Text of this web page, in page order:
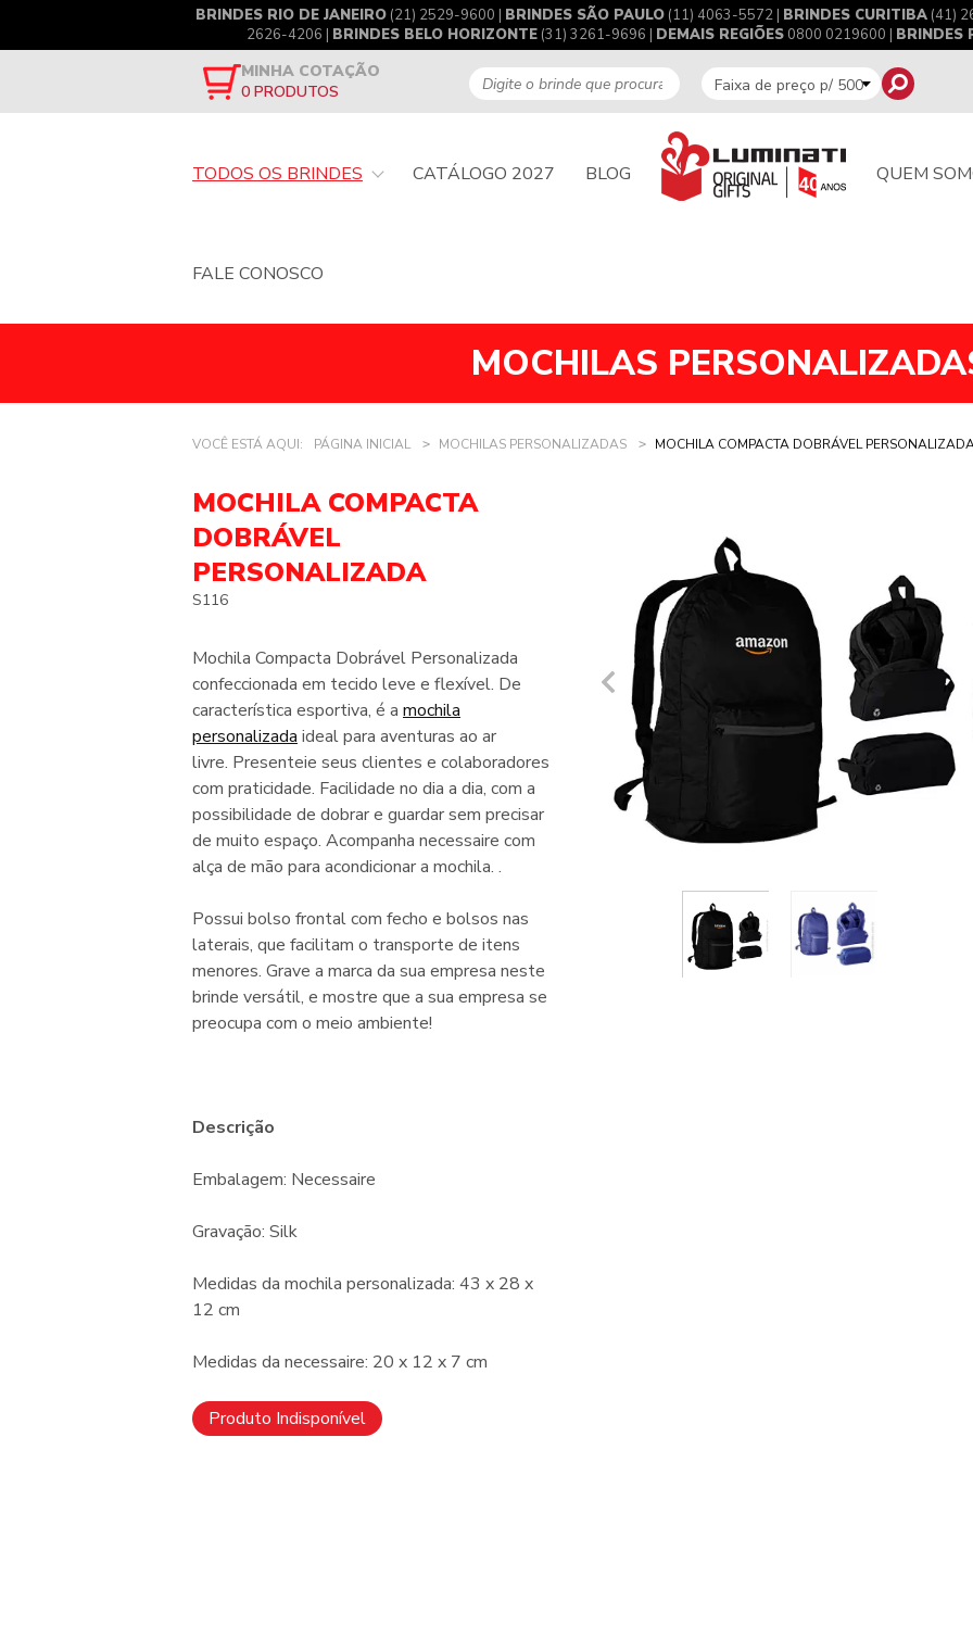
BRINDES RIO DE JANEIRO(21) 2529-9600 | BRINDES SÃO PAULO(11) 4063-5572 | BRINDES CURITIBA(41)
2626-4206 | BRINDES BELO HORIZONTE (31) 3261-9696 | DEMAIS REGIÕES 0800 0219600 | BRINDES
MINHA COTAÇÃO
0 PRODUTOS
TODOS OS BRINDES CATÁLOGO 2027 BLOG QUEM
FALE CONOSCO
MOCHILAS
VOCÊ ESTÁ AQUI: PÁGINA INICIAL MOCHILAS PERSONALIZADAS MOCHILA COMPACTA DOBRÁVEL
MOCHILA COMPACTA
DOBRÁVEL
PERSONALIZADA
S116
Mochila Compacta Dobrável Personalizada
confeccionada em tecido leve e flexível. De
característica esportiva, é a mochila
personalizada ideal para aventuras ao ar
livre. Presenteie seus clientes e colaboradores
com praticidade. Facilidade no dia a dia, com a
possibilidade de dobrar e guardar sem precisar
de muito espaço. Acompanha necessaire com
alça de mão para acondicionar a mochila. .
Possui bolso frontal com fecho e bolsos nas
laterais, que facilitam o transporte de itens
menores. Grave a marca da sua empresa neste
brinde versátil, e mostre que a sua empresa se
preocupa com o meio ambiente!
Descrição
Embalagem: Necessaire
Gravação: Silk
Medidas da mochila personalizada: 43 x 28 x
12 cm
Medidas da necessaire: 20 x 12 x 7 cm
Produto Indisponível